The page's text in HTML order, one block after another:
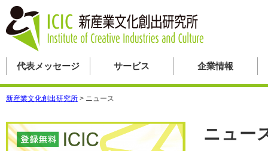
代表メッセージ サービス 企業情報
新産業文化創出研究所 > ニュース
ニュー